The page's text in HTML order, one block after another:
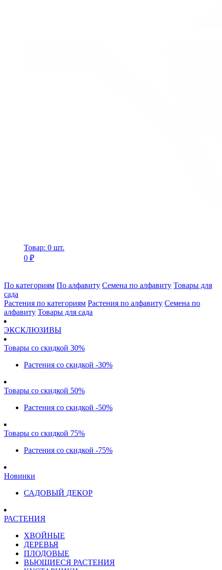
Товар: 0 шт.
0 ₽
По категориям По алфавиту Семена по алфавиту Товары для
сада
Растения по категориям Растения по алфавиту Семена по
алфавиту Товары для сада
ЭКСКЛЮЗИВЫ
Товары со скидкой 30%
Растения со скидкой -30%
Товары со скидкой 50%
Растения со скидкой -50%
Товары со скидкой 75%
Растения со скидкой -75%
Новинки
САДОВЫЙ ДЕКОР
РАСТЕНИЯ
ХВОЙНЫЕ
ДЕРЕВЬЯ
ПЛОДОВЫЕ
ВЬЮЩИЕСЯ РАСТЕНИЯ